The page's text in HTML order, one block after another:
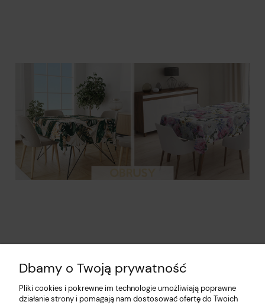
Dbamy o Twoją prywatność
Pliki cookies i pokrewne im technologie umożliwiają poprawne
działanie strony i pomagają nam dostosować ofertę do Twoich